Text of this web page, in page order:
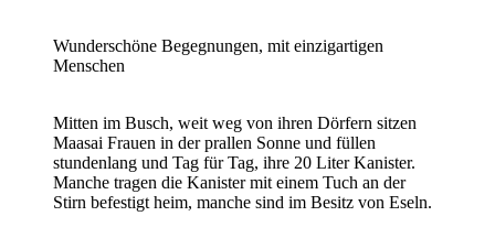
Wunderschöne Begegnungen, mit einzigartigen
Menschen
Mitten im Busch, weit weg von ihren Dörfern sitzen
Maasai Frauen in der prallen Sonne und füllen
stundenlang und Tag für Tag, ihre 20 Liter Kanister.
Manche tragen die Kanister mit einem Tuch an der
Stirn befestigt heim, manche sind im Besitz von Eseln.